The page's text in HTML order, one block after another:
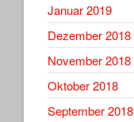
Januar 2019
Dezember 2018
November 2018
Oktober 2018
September 2018